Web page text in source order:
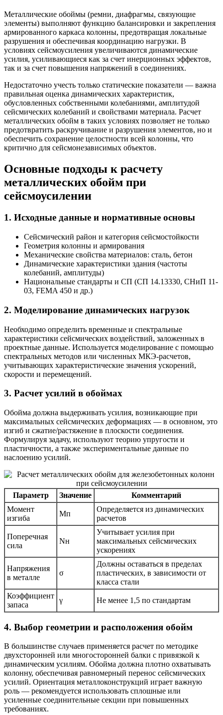
Металлические обоймы (ремни, диафрагмы, связующие
элементы) выполняют функцию балансировки и закрепления
армированного каркаса колонны, предотвращая локальные
разрушения и обеспечивая координацию нагрузки. В
условиях сейсмоусиления увеличиваются динамические
усилия, усиливающиеся как за счет инерционных эффектов,
так и за счет повышения напряжений в соединениях.
Недостаточно учесть только статические показатели — важна
правильная оценка динамических характеристик,
обусловленных собственными колебаниями, амплитудой
сейсмических колебаний и свойствами материала. Расчет
металлических обойм в таких условиях позволяет не только
предотвратить раскручивание и разрушения элементов, но и
обеспечить сохранение целостности всей колонны, что
критично для сейсмонезависимых объектов.
Основные подходы к расчету
металлических обойм при
сейсмоусилении
1. Исходные данные и нормативные основы
Сейсмический район и категория сейсмостойкости
Геометрия колонны и армирования
Механические свойства материалов: сталь, бетон
Динамические характеристики здания (частоты
колебаний, амплитуды)
Национальные стандарты и СП (СП 14.13330, СНиП 11-
03, FEMA 450 и др.)
2. Моделирование динамических нагрузок
Необходимо определить временные и спектральные
характеристики сейсмических воздействий, заложенных в
проектные данные. Используется моделирование с помощью
спектральных методов или численных МКЭ-расчетов,
учитывающих характеристические значения ускорений,
скорости и перемещений.
3. Расчет усилий в обоймах
Обойма должна выдерживать усилия, возникающие при
максимальных сейсмических деформациях — в основном, это
изгиб и сжатие/растяжение в плоскости соединения.
Формулируя задачу, используют теорию упругости и
пластичности, а также экспериментальные данные по
наслоению усилий.
Параметр Значение
Комментарий
Момент
изгиба
Мп
Определяется из динамических
расчетов
Поперечная
сила
Nн
Учитывает усилия при
максимальных сейсмических
ускорениях
Напряжения
в металле
σ
Должны оставаться в пределах
пластических, в зависимости от
класса стали
Коэффициент
запаса
γ Не менее 1,5 по стандартам
4. Выбор геометрии и расположения обойм
В большинстве случаев применяется расчет по методике
двухсторонней или многосторонней балки с привязкой к
динамическим усилиям. Обойма должна плотно охватывать
колонну, обеспечивая равномерный перенос сейсмических
усилий. Ориентация металлоконструкций играет важную
роль — рекомендуется использовать сплошные или
усиленные соединительные секции при повышенных
требованиях.